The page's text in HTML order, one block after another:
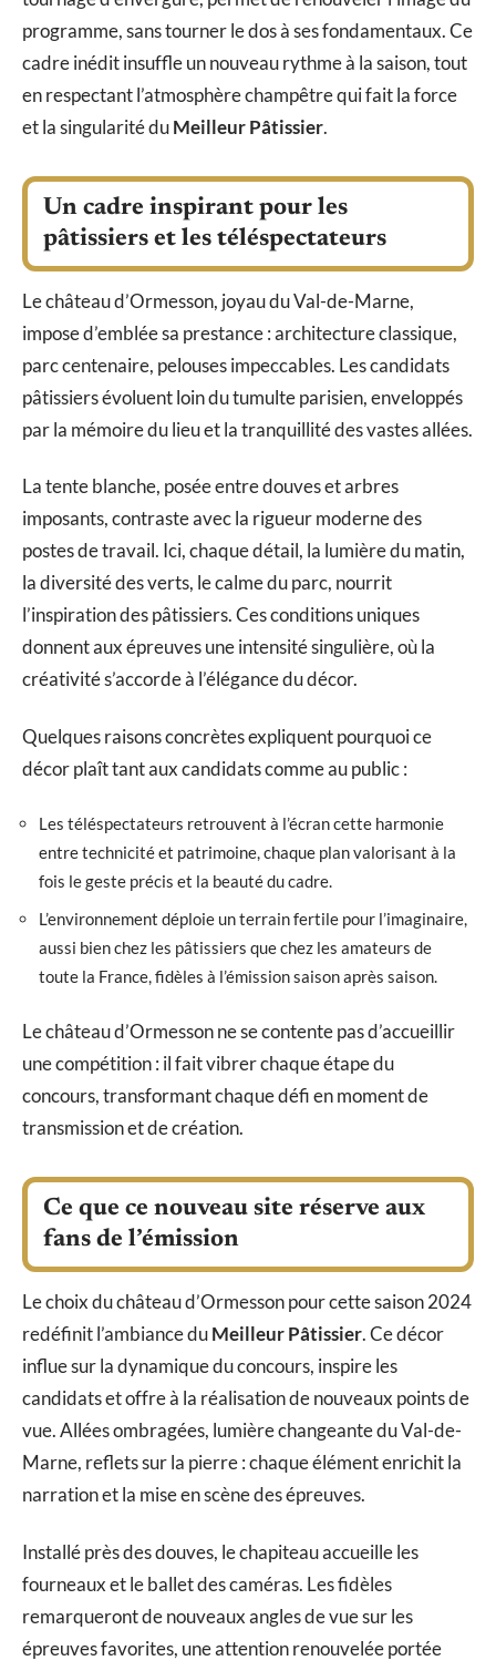
programme, sans tourner le dos à ses fondamentaux. Ce
cadre inédit insuffle un nouveau rythme à la saison, tout
en respectant l’atmosphère champêtre qui fait la force
et la singularité duMeilleur Pâtissier.
Un cadre inspirant pour les
pâtissiers et les téléspectateurs
Le château d’Ormesson, joyau du Val-de-Marne,
impose d’emblée sa prestance : architecture classique,
parc centenaire, pelouses impeccables. Les candidats
pâtissiers évoluent loin du tumulte parisien, enveloppés
par la mémoire du lieu et la tranquillité des vastes allées.
La tente blanche, posée entre douves et arbres
imposants, contraste avec la rigueur moderne des
postes de travail. Ici, chaque détail, la lumière du matin,
la diversité des verts, le calme du parc, nourrit
l’inspiration des pâtissiers. Ces conditions uniques
donnent aux épreuves une intensité singulière, où la
créativité s’accorde à l’élégance du décor.
Quelques raisons concrètes expliquent pourquoi ce
décor plaît tant aux candidats comme au public :
Les téléspectateurs retrouvent à l’écran cette harmonie
entre technicité et patrimoine, chaque plan valorisant à la
fois le geste précis et la beauté du cadre.
L’environnement déploie un terrain fertile pour l’imaginaire,
aussi bien chez les pâtissiers que chez les amateurs de
toute la France, fidèles à l’émission saison après saison.
Le château d’Ormesson ne se contente pas d’accueillir
une compétition : il fait vibrer chaque étape du
concours, transformant chaque défi en moment de
transmission et de création.
Ce que ce nouveau site réserve aux
fans de l’émission
Le choix du château d’Ormesson pour cette saison 2024
redéfinit l’ambiance duMeilleur Pâtissier. Ce décor
influe sur la dynamique du concours, inspire les
candidats et offre à la réalisation de nouveaux points de
vue. Allées ombragées, lumière changeante du Val-de-
Marne, reflets sur la pierre : chaque élément enrichit la
narration et la mise en scène des épreuves.
Installé près des douves, le chapiteau accueille les
fourneaux et le ballet des caméras. Les fidèles
remarqueront de nouveaux angles de vue sur les
épreuves favorites, une attention renouvelée portée